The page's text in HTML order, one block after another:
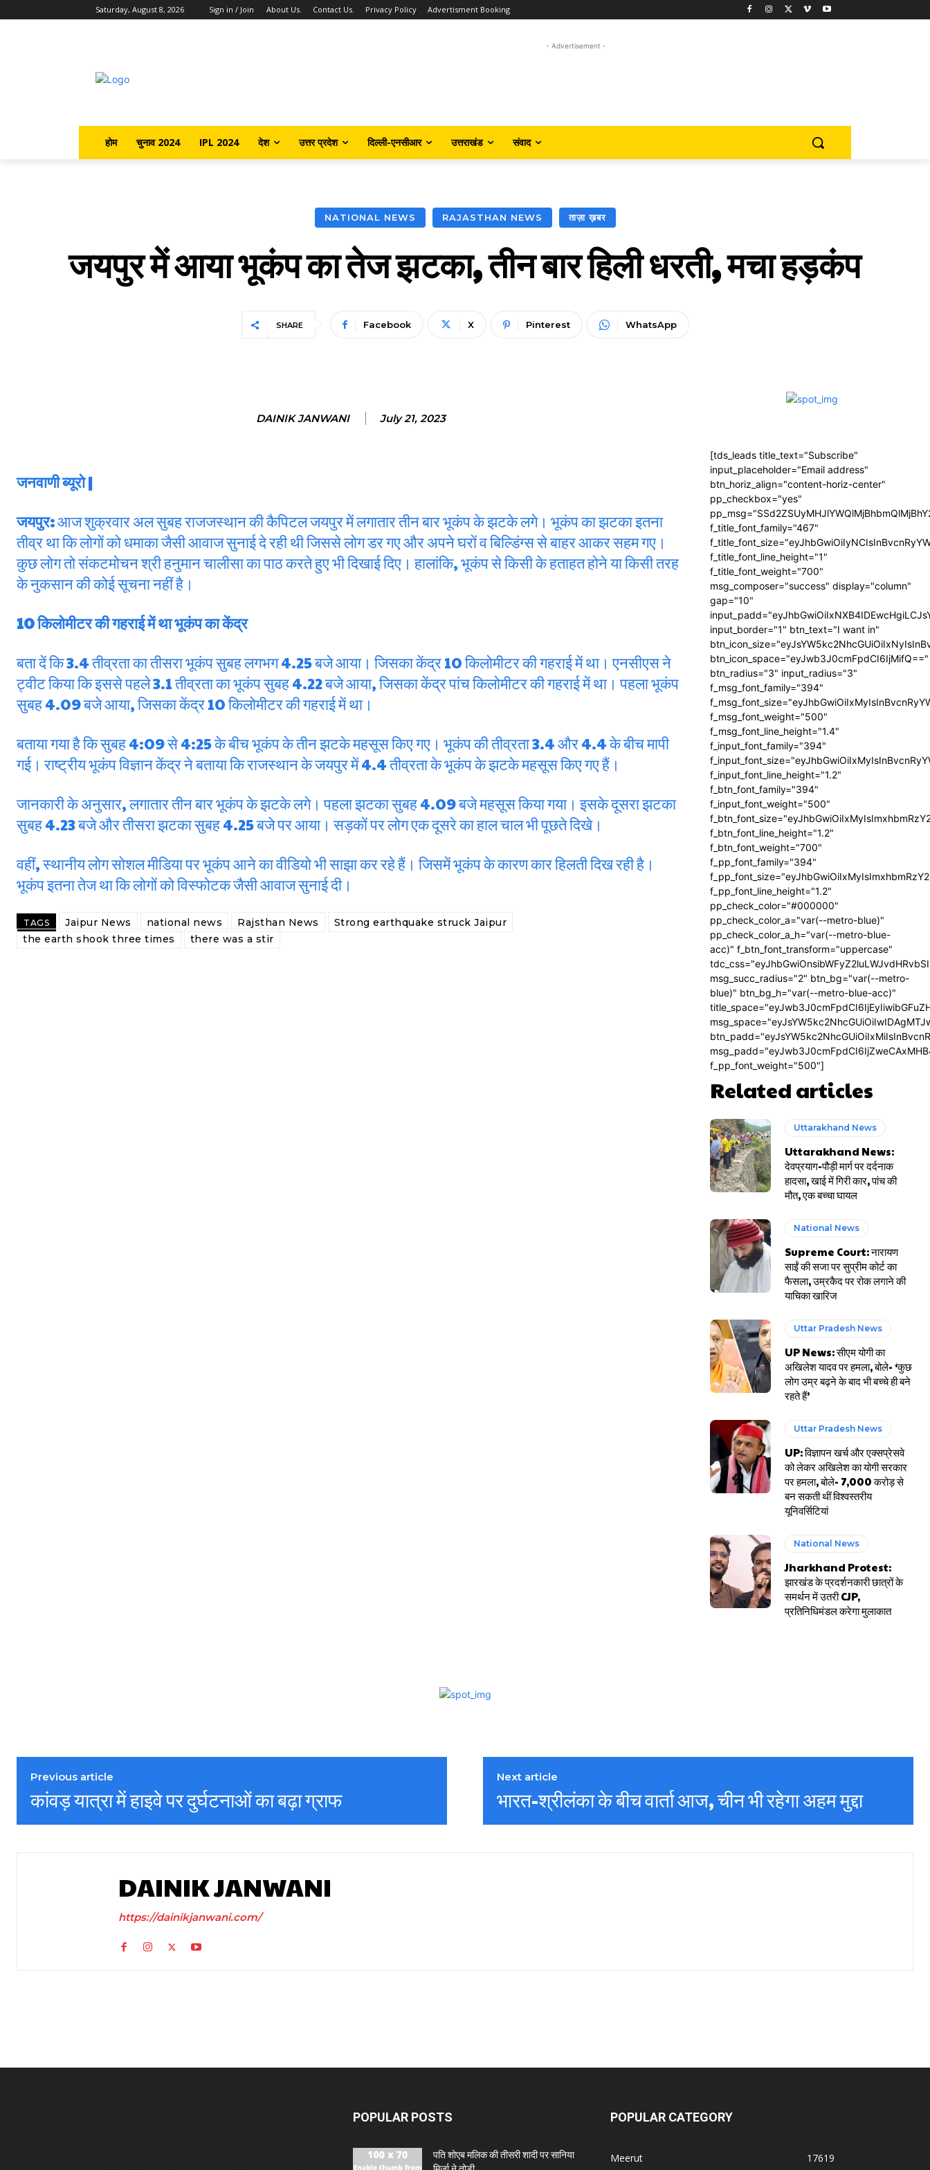
Saturday, August 8, 2026 Sign in / Join About Us. Contact Us. Privacy Policy Advertisment Booking
- Advertisement -
होम चुनाव 2024 IPL 2024 देश उत्तर प्रदेश दिल्ली-एनसीआर उत्तराखंड संवाद
NATIONAL NEWS RAJASTHAN NEWS ताज़ा ख़बर
जयपुर में आया भूकंप का तेज झटका, तीन बार हिली धरती, मचा हड़कंप
SHARE Facebook X Pinterest WhatsApp
DAINIK JANWANI July 21, 2023
जनवाणी ब्यूरो |
जयपुर:आज शुक्रवार अल सुबह राजजस्थान की कैपिटल जयपुर में लगातार तीन बार भूकंप के झटके लगे। भूकंप का झटका इतना
तीव्र था कि लोगों को धमाका जैसी आवाज सुनाई दे रही थी जिससे लोग डर गए और अपने घरों व बिल्डिंग्स से बाहर आकर सहम गए।
कुछ लोग तो संकटमोचन श्री हनुमान चालीसा का पाठ करते हुए भी दिखाई दिए। हालांकि, भूकंप से किसी के हताहत होने या किसी तरह
के नुकसान की कोई सूचना नहीं है।
10 किलोमीटर की गहराई में था भूकंप का केंद्र
बता दें कि 3.4 तीव्रता का तीसरा भूकंप सुबह लगभग 4.25 बजे आया। जिसका केंद्र 10 किलोमीटर की गहराई में था। एनसीएस ने
ट्वीट किया कि इससे पहले 3.1 तीव्रता का भूकंप सुबह 4.22 बजे आया, जिसका केंद्र पांच किलोमीटर की गहराई में था। पहला भूकंप
सुबह 4.09 बजे आया, जिसका केंद्र 10 किलोमीटर की गहराई में था।
बताया गया है कि सुबह 4:09 से 4:25 के बीच भूकंप के तीन झटके महसूस किए गए। भूकंप की तीव्रता 3.4 और 4.4 के बीच मापी
गई। राष्ट्रीय भूकंप विज्ञान केंद्र ने बताया कि राजस्थान के जयपुर में 4.4 तीव्रता के भूकंप के झटके महसूस किए गए हैं।
जानकारी के अनुसार, लगातार तीन बार भूकंप के झटके लगे। पहला झटका सुबह 4.09 बजे महसूस किया गया। इसके दूसरा झटका
सुबह 4.23 बजे और तीसरा झटका सुबह 4.25 बजे पर आया। सड़कों पर लोग एक दूसरे का हाल चाल भी पूछते दिखे।
वहीं, स्थानीय लोग सोशल मीडिया पर भूकंप आने का वीडियो भी साझा कर रहे हैं। जिसमें भूकंप के कारण कार हिलती दिख रही है।
भूकंप इतना तेज था कि लोगों को विस्फोटक जैसी आवाज सुनाई दी।
TAGS Jaipur News national news Rajsthan News
Strong earthquake struck Jaipur
the earth shook three times
there was a stir
[tds_leads title_text="Subscribe"
input_placeholder="Email address"
btn_horiz_align="content-horiz-center"
pp_checkbox="yes"
f_title_font_family="467"
f_title_font_line_height="1"
f_title_font_weight="700"
msg_composer="success" display="column"
gap="10"
input_border="1" btn_text="I want in"
btn_icon_space="eyJwb3J0cmFpdCI6IjMifQ=="
btn_radius="3" input_radius="3"
f_msg_font_family="394"
f_msg_font_weight="500"
f_msg_font_line_height="1.4"
f_input_font_family="394"
f_input_font_line_height="1.2"
f_btn_font_family="394"
f_input_font_weight="500"
f_btn_font_line_height="1.2"
f_btn_font_weight="700"
f_pp_font_family="394"
f_pp_font_line_height="1.2"
pp_check_color="#000000"
pp_check_color_a="var(--metro-blue)"
pp_check_color_a_h="var(--metro-blue-
acc)" f_btn_font_transform="uppercase"
msg_succ_radius="2" btn_bg="var(--metro-
blue)" btn_bg_h="var(--metro-blue-acc)"
f_pp_font_weight="500"]
Related articles
Uttarakhand News
Uttarakhand News:
देवप्रयाग-पौड़ी मार्ग पर दर्दनाक
हादसा, खाई में गिरी कार, पांच की
मौत, एक बच्चा घायल
National News
Supreme Court: नारायण
साईं की सजा पर सुप्रीम कोर्ट का
फैसला, उम्रकैद पर रोक लगाने की
याचिका खारिज
Uttar Pradesh News
UP News: सीएम योगी का
अखिलेश यादव पर हमला, बोले- ‘कुछ
लोग उम्र बढ़ने के बाद भी बच्चे ही बने
रहते हैं’
Uttar Pradesh News
UP: विज्ञापन खर्च और एक्सप्रेसवे
को लेकर अखिलेश का योगी सरकार
पर हमला, बोले- 7,000 करोड़ से
बन सकती थीं विश्वस्तरीय
यूनिवर्सिटियां
National News
Jharkhand Protest:
झारखंड के प्रदर्शनकारी छात्रों के
समर्थन में उतरी CJP,
प्रतिनिधिमंडल करेगा मुलाकात
Previous article
कांवड़ यात्रा में हाइवे पर दुर्घटनाओं का बढ़ा ग्राफ
Next article
भारत-श्रीलंका के बीच वार्ता आज, चीन भी रहेगा अहम मुद्दा
DAINIK JANWANI
https://dainikjanwani.com/
POPULAR POSTS
पति शोएब मलिक की तीसरी शादी पर सानिया
POPULAR CATEGORY
Meerut 17619